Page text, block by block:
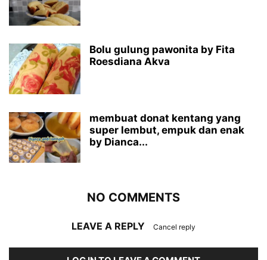
Bolu gulung pawonita by Fita
Roesdiana Akva
membuat donat kentang yang
super lembut, empuk dan enak
by Dianca...
NO COMMENTS
LEAVE A REPLY Cancel reply